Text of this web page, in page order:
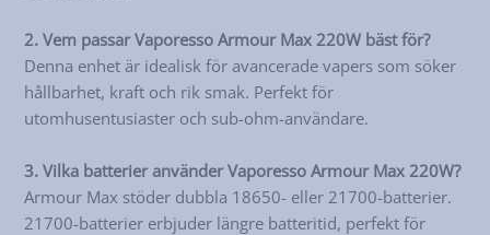
2. Vem passar Vaporesso Armour Max 220W bäst för?
Denna enhet är idealisk för avancerade vapers som söker
hållbarhet, kraft och rik smak. Perfekt för
utomhusentusiaster och sub-ohm-användare.
3. Vilka batterier använder Vaporesso Armour Max 220W?
Armour Max stöder dubbla 18650- eller 21700-batterier.
21700-batterier erbjuder längre batteritid, perfekt för